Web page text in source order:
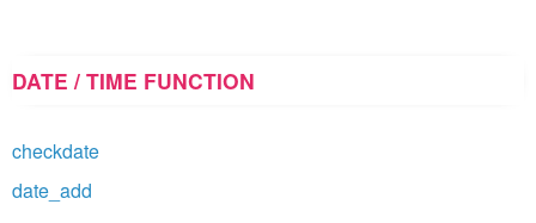
DATE / TIME FUNCTION
checkdate
date_add